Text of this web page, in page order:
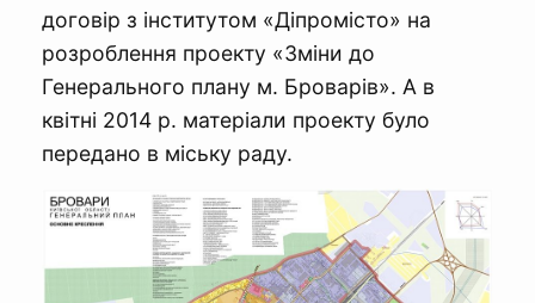
договір з інститутом «Діпромісто» на
розроблення проекту «Зміни до
Генерального плану м. Броварів». А в
квітні 2014 р. матеріали проекту було
передано в міську раду.